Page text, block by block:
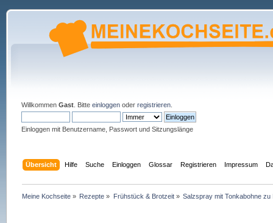
Willkommen Gast. Bitte einloggenoder registrieren.
Einloggen mit Benutzername, Passwort und Sitzungslänge
Übersicht Hilfe Suche Einloggen Glossar Registrieren Impressum
Meine Kochseite » Rezepte » Frühstück & Brotzeit» Salzspray mit Tonkabohne zu